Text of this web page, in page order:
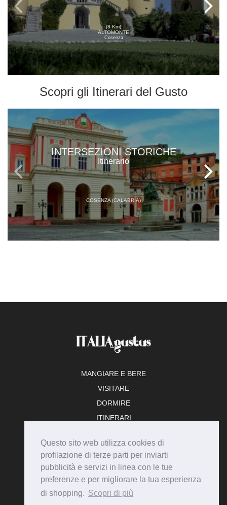
Questo sito web utilizza cookies di
profilazione di terze parti per inviarti
pubblicità e servizi in linea con le tue
preferenze e per migliorare la tua esperienza
di shopping. Scopri di più
(8 Km)
ALTOMONTE
Cosenza
Scopri gli Itinerari del Gusto
INTERSEZIONI STORICHE
Itinerario
COSENZA (CALABRIA)
MANGIARE E BERE
VISITARE
DORMIRE
ITINERARI
ADERISCI